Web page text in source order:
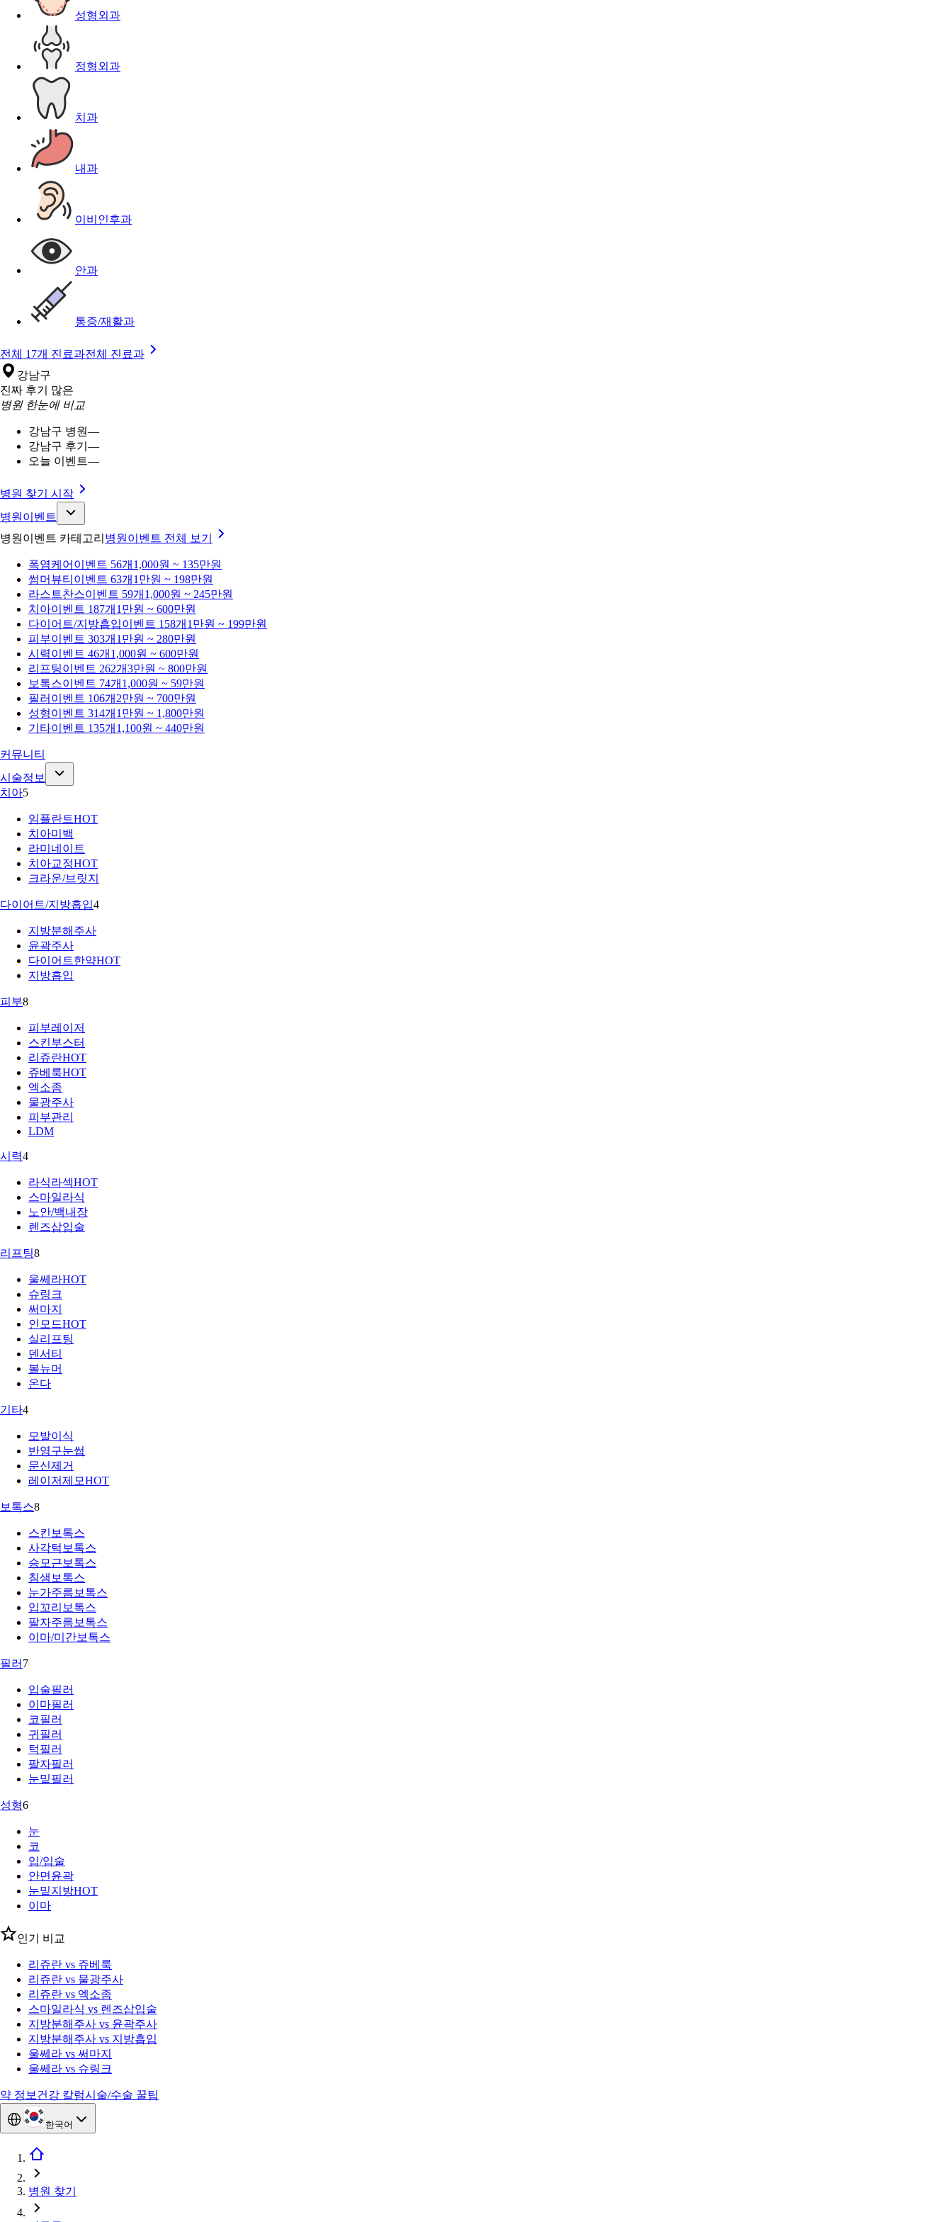
성형외과
정형외과
치과
내과
이비인후과
안과
통증/재활과
전체 17개 진료과전체 진료과
강남구
진짜 후기 많은
병원 한눈에 비교
강남구 병원—
강남구 후기 —
오늘 이벤트—
병원 찾기 시작
병원이벤트
병원이벤트 카테고리 병원이벤트 전체 보기
폭염케어 이벤트 56개 1,000원 ~ 135만원
썸머뷰티 이벤트 63개 1만원 ~ 198만원
라스트찬스이벤트 59개 1,000원 ~ 245만원
치아이벤트 187개 1만원 ~ 600만원
다이어트/지방흡입이벤트 158개 1만원 ~ 199만원
피부이벤트 303개 1만원 ~ 280만원
시력이벤트 46개 1,000원 ~ 600만원
리프팅이벤트 262개3만원 ~ 800만원
보톡스이벤트 74개 1,000원 ~ 59만원
필러 이벤트 106개 2만원 ~ 700만원
성형이벤트 314개 1만원 ~ 1,800만원
기타이벤트 135개 1,100원 ~ 440만원
커뮤니티
시술정보
치아5
임플란트HOT
치아미백
라미네이트
치아교정HOT
크라운/브릿지
다이어트/지방흡입4
지방분해주사
윤곽주사
다이어트한약HOT
지방흡입
피부8
피부레이저
스킨부스터
리쥬란HOT
쥬베룩HOT
엑소좀
물광주사
피부관리
LDM
시력4
라식라섹HOT
스마일라식
노안/백내장
렌즈삽입술
리프팅8
울쎄라HOT
슈링크
써마지
인모드HOT
실리프팅
덴서티
볼뉴머
온다
기타4
모발이식
반영구눈썹
문신제거
레이저제모HOT
보톡스8
스킨보톡스
사각턱보톡스
승모근보톡스
침샘보톡스
눈가주름보톡스
입꼬리보톡스
팔자주름보톡스
이마/미간보톡스
필러 7
입술필러
이마필러
코필러
귀필러
턱필러
팔자필러
눈밑필러
성형6
눈
코
입/입술
안면윤곽
눈밑지방HOT
이마
인기 비교
리쥬란 vs 쥬베룩
리쥬란 vs 물광주사
리쥬란 vs 엑소좀
스마일라식 vs 렌즈삽입술
지방분해주사 vs 윤곽주사
지방분해주사 vs 지방흡입
울쎄라 vs 써마지
울쎄라 vs 슈링크
약 정보 건강 칼럼시술/수술 꿀팁
한국어
병원 찾기